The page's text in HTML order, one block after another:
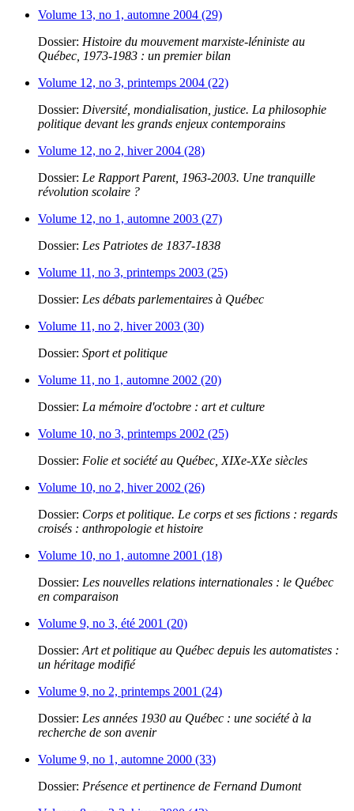
Volume 13, no 1, automne 2004 (29)
Dossier: Histoire du mouvement marxiste-léniniste au
Québec, 1973-1983 : un premier bilan
Volume 12, no 3, printemps 2004 (22)
Dossier: Diversité, mondialisation, justice. La philosophie
politique devant les grands enjeux contemporains
Volume 12, no 2, hiver 2004 (28)
Dossier: Le Rapport Parent, 1963-2003. Une tranquille
révolution scolaire ?
Volume 12, no 1, automne 2003 (27)
Dossier: Les Patriotes de 1837-1838
Volume 11, no 3, printemps 2003 (25)
Dossier: Les débats parlementaires à Québec
Volume 11, no 2, hiver 2003 (30)
Dossier: Sport et politique
Volume 11, no 1, automne 2002 (20)
Dossier: La mémoire d'octobre : art et culture
Volume 10, no 3, printemps 2002 (25)
Dossier: Folie et société au Québec, XIXe-XXe siècles
Volume 10, no 2, hiver 2002 (26)
Dossier: Corps et politique. Le corps et ses fictions : regards
croisés : anthropologie et histoire
Volume 10, no 1, automne 2001 (18)
Dossier: Les nouvelles relations internationales : le Québec
en comparaison
Volume 9, no 3, été 2001 (20)
Dossier: Art et politique au Québec depuis les automatistes :
un héritage modifié
Volume 9, no 2, printemps 2001 (24)
Dossier: Les années 1930 au Québec : une société à la
recherche de son avenir
Volume 9, no 1, automne 2000 (33)
Dossier: Présence et pertinence de Fernand Dumont